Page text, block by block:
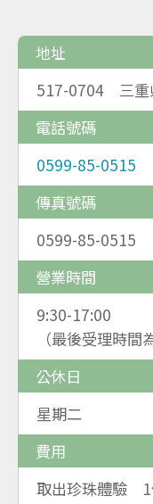
地址
517-0704 三重
電話號碼
0599-85-0515
傳真號碼
0599-85-0515
營業時間
9:30-17:00
（最後受理時間
公休日
星期二
費用
取出珍珠體驗 1